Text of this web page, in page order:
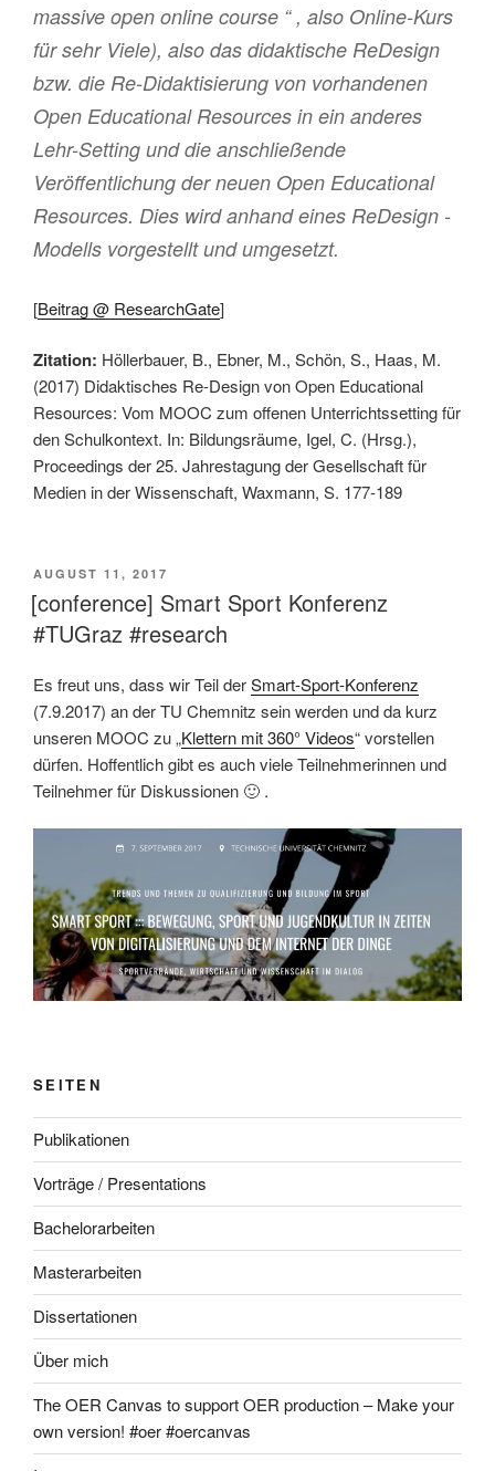
massive open online course “ , also Online-Kurs
für sehr Viele), also das didaktische ReDesign
bzw. die Re-Didaktisierung von vorhandenen
Open Educational Resources in ein anderes
Lehr-Setting und die anschließende
Veröffentlichung der neuen Open Educational
Resources. Dies wird anhand eines ReDesign -
Modells vorgestellt und umgesetzt.
[Beitrag @ ResearchGate]
Zitation: Höllerbauer, B., Ebner, M., Schön, S., Haas, M.
(2017) Didaktisches Re-Design von Open Educational
Resources: Vom MOOC zum offenen Unterrichtssetting für
den Schulkontext. In: Bildungsräume, Igel, C. (Hrsg.),
Proceedings der 25. Jahrestagung der Gesellschaft für
Medien in der Wissenschaft, Waxmann, S. 177-189
VERÖFFENTLICHT
AM
AUGUST 11, 2017
[conference] Smart Sport Konferenz
#TUGraz #research
Es freut uns, dass wir Teil derSmart-Sport-Konferenz
(7.9.2017) an der TU Chemnitz sein werden und da kurz
unseren MOOC zu „Klettern mit 360° Videos“ vorstellen
dürfen. Hoffentlich gibt es auch viele Teilnehmerinnen und
Teilnehmer für Diskussionen 🙂 .
SEITEN
Publikationen
Vorträge / Presentations
Bachelorarbeiten
Masterarbeiten
Dissertationen
Über mich
The OER Canvas to support OER production – Make your
own version! #oer #oercanvas